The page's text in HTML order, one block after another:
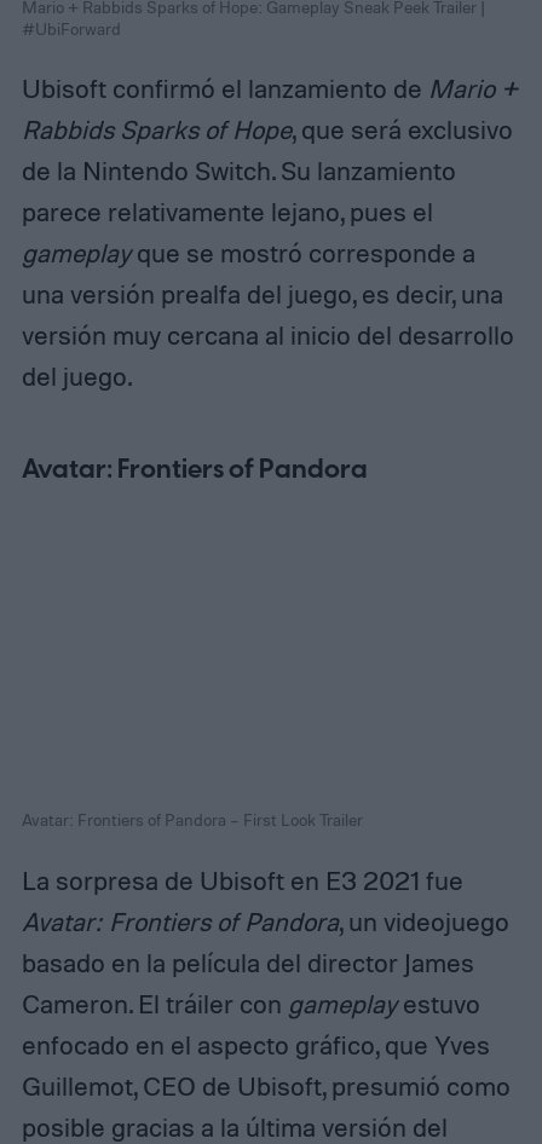
Mario + Rabbids Sparks of Hope: Gameplay Sneak Peek Trailer |
#UbiForward
Ubisoft confirmó el lanzamiento de Mario +
Rabbids Sparks of Hope, que será exclusivo
de la Nintendo Switch. Su lanzamiento
parece relativamente lejano, pues el
gameplayque se mostró corresponde a
una versión prealfa del juego, es decir, una
versión muy cercana al inicio del desarrollo
del juego.
Avatar: Frontiers of Pandora
Avatar: Frontiers of Pandora – First Look Trailer
La sorpresa de Ubisoft en E3 2021 fue
Avatar: Frontiers of Pandora, un videojuego
basado en la película del director James
Cameron. El tráiler con gameplayestuvo
enfocado en el aspecto gráfico, que Yves
Guillemot, CEO de Ubisoft, presumió como
posible gracias a la última versión del